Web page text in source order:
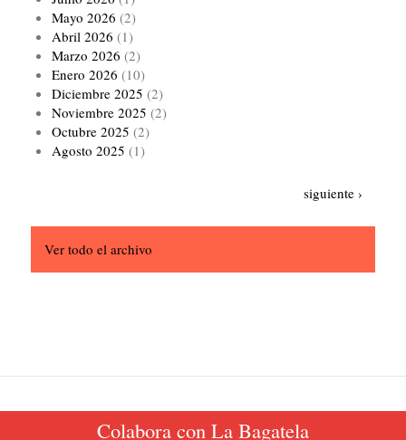
Colabora con La Bagatela
Mayo 2026 (2)
Abril 2026 (1)
Marzo 2026 (2)
Enero 2026 (10)
Diciembre 2025 (2)
Noviembre 2025 (2)
Octubre 2025 (2)
Agosto 2025 (1)
Siguiente
siguiente ›
Ver todo el archivo